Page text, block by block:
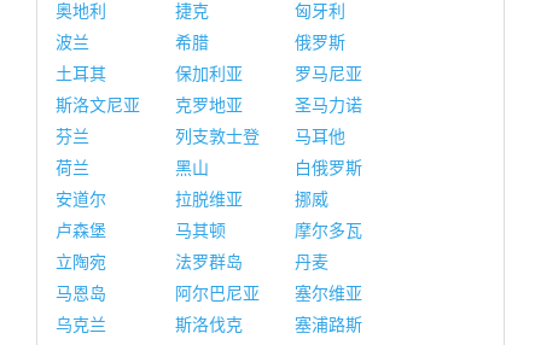
奥地利
捷克
匈牙利
波兰
希腊
俄罗斯
土耳其
保加利亚
罗马尼亚
斯洛文尼亚
克罗地亚
圣马力诺
芬兰
列支敦士登
马耳他
荷兰
黑山
白俄罗斯
安道尔
拉脱维亚
挪威
卢森堡
马其顿
摩尔多瓦
立陶宛
法罗群岛
丹麦
马恩岛
阿尔巴尼亚
塞尔维亚
乌克兰
斯洛伐克
塞浦路斯